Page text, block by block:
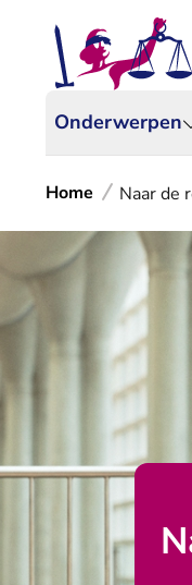
Onderwerpen
Home Naar de